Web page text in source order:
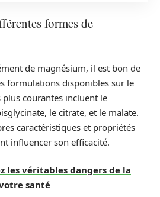
formes de
de magnésium, il est bon de
formulations disponibles sur le
plus courantes incluent le
le citrate, et le malate.
caractéristiques et propriétés
influencer son efficacité.
les véritables dangers de la
santé